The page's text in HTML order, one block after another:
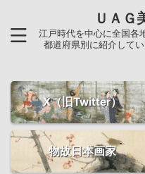
ＵＡＧ
江戸時代を中心に全国各
都道府県別に紹介して
X（旧Twitter）
物故日本画家